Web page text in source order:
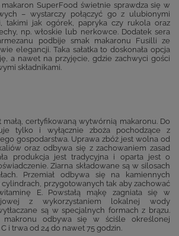
SuperFood świetnie sprawdza się w
– wystarczy połączyć go z ulubionymi
takimi jak ogórek, papryka czy rukola oraz
np. włoskie lub nerkowce. Dodatek sera
podbije smak makaronu Fusilli ze
elegancji. Taka sałatka to doskonała opcja
a nawet na przyjęcie, gdzie zachwyci gości
składnikami.
małą, certyfikowaną wytwórnią makaronu. Do
tylko i wyłącznie zboża pochodzące z
gospodarstwa. Uprawa zbóż jest wolna od
oraz odbywa się z zachowaniem zasad
produkcja jest tradycyjna i oparta jest o
Ziarna składowane są w silosach
Przemiał odbywa się na kamiennych
przygotowanych tak aby zachować
E. Powstałą mąkę zagniata się w
z wykorzystaniem lokalnej wody
są w specjalnych formach z brązu.
makronu odbywa się w ściśle określonej
i trwa od 24 do nawet 75 godzin.